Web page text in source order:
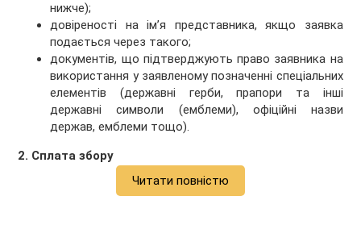
нижче);
довіреності на ім’я представника, якщо заявка
подається через такого;
документів, що підтверджують право заявника на
використання у заявленому позначенні спеціальних
елементів (державні герби, прапори та інші
державні символи (емблеми), офіційні назви
держав, емблеми тощо).
2. Сплата збору
Читати повністю